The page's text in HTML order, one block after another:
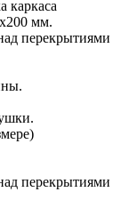
каркаса
мм.
перекрытиями
перекрытиями